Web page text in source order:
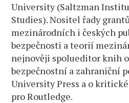
University (Saltzman
Studies). Nositel řady
mezinárodních i českých
bezpečnosti a teorií
nejnověji spolueditor knih
bezpečnostní a zahraniční
University Press a o
pro Routledge.